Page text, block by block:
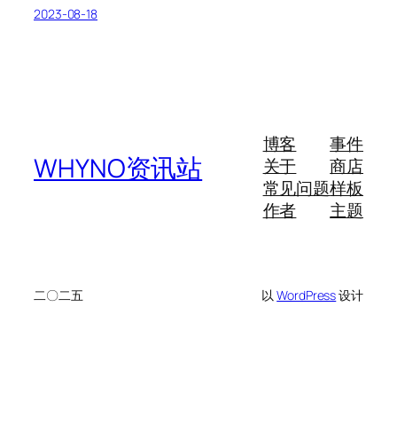
2023-08-18
WHYNO资讯站
博客
关于
常见问题
作者
事件
商店
样板
主题
二〇二五 以WordPress设计